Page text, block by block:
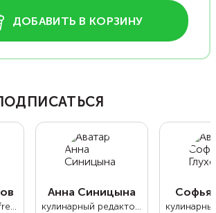
ДОБАВИТЬ В КОРЗИНУ
блогер @oblomoffrecipe
Анна Синицына
кулинарный редактор Food.ru
Софья